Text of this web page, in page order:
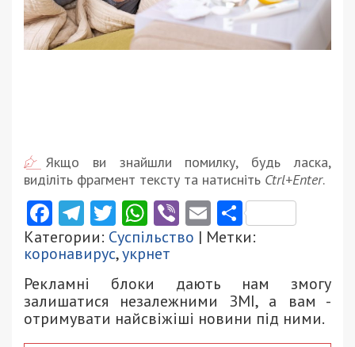
Якщо ви знайшли помилку, будь ласка,
виділіть фрагмент тексту та натисніть Ctrl+Enter.
Facebook
Telegram
Twitter
WhatsApp
ViberEmail
Категории: Суспільство | Метки:
коронавирус,укрнет
Рекламні блоки дають нам змогу
залишатися незалежними ЗМІ, а вам -
отримувати найсвіжіші новини під ними.